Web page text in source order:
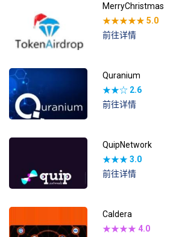
MerryChristmas
★★★★★5.0
前往详情
Quranium
★★☆ 2.6
前往详情
QuipNetwork
★★★3.0
前往详情
Caldera
★★★★ 4.0